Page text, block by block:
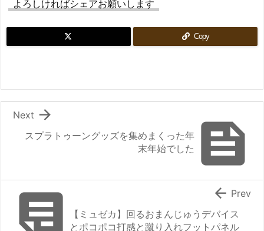
よろしければシェアお願いします
Copy

スプラトゥーングッズを集めまくった年
末年始でした

Next

【ミュゼカ】回るおまんじゅうデバイス
とポコポコ打感と蹴り入れフットパネル
 Prev